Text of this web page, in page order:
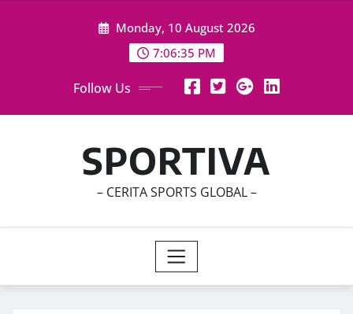
Monday, 10 August 2026
7:06:37 PM
Follow Us
SPORTIVA
– CERITA SPORTS GLOBAL –